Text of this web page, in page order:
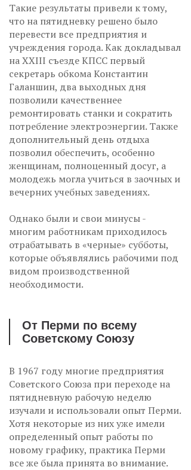
Такие результаты привели к тому,
что на пятидневку решено было
перевести все предприятия и
учреждения города. Как докладывал
на XXIII съезде КПСС первый
секретарь обкома Константин
Галаншин, два выходных дня
позволили качественнее
ремонтировать станки и сократить
потребление электроэнергии. Также
дополнительный день отдыха
позволил обеспечить, особенно
женщинам, полноценный досуг, а
молодежь могла учиться в заочных и
вечерних учебных заведениях.
Однако были и свои минусы -
многим работникам приходилось
отрабатывать в «черные» субботы,
которые объявлялись рабочими под
видом производственной
необходимости.
От Перми по всему
Советскому Союзу
В 1967 году многие предприятия
Советского Союза при переходе на
пятидневную рабочую неделю
изучали и использовали опыт Перми.
Хотя некоторые из них уже имели
определенный опыт работы по
новому графику, практика Перми
все же была принята во внимание.